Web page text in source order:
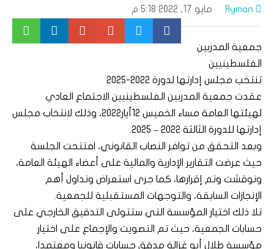
مايو 17, 2022 5:18 م
جمعية المدربين
الفلسطينيين
تنتخب مجلس إدارتها لدورة 2022-2025
عقدت جمعية المدربين الفلسطينيين الاجتماع العادي
لهيئتها العامة مساء الخميس 12أيار2022، وذلك لانتخاب مجلس
إدارتها للدورة الثالثة 2022 – 2025.
وبعد التحقق من توافر النصاب القانوني، افتتحت الجلسة
حيث عرضت التقارير الإدارية والمالية على أعضاء الهيئة العامة،
ونوقشت وتم إقرارها، كما جرى استعراض وتداول أهم
الإنجازات السابقة، والتوجهات المستقبلية للجمعية.
تلا ذلك اختيار المؤسسة التي ستتولى التدقيق الخارجي على
حسابات الجمعية، حيث تم التصويت والإجماع على اختيار
مؤسسة طلال أبو غزالة مدقق حسابات قانونيا ومعتمدا،